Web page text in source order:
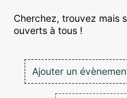
Cherchez, trouvez mais
ouverts à tous !
Ajouter un